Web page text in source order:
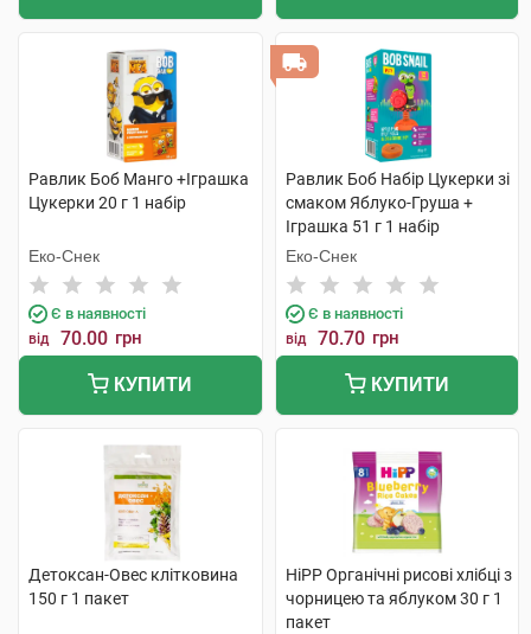
Равлик Боб Манго +Іграшка
Цукерки 20 г 1 набір
Еко-Снек
Є в наявності
від 70.00 грн
КУПИТИ
Равлик Боб Набір Цукерки зі
смаком Яблуко-Груша +
Іграшка 51 г 1 набір
Еко-Снек
Є в наявності
від 70.70 грн
КУПИТИ
Детоксан-Овес клітковина
150 г 1 пакет
HiPP Органічні рисові хлібці з
чорницею та яблуком 30 г 1
пакет